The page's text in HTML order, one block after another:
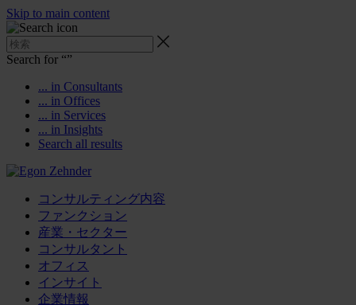
Skip to main content
Search for “”
... in Consultants
... in Offices
... in Services
... in Insights
Search all results
コンサルティング内容
ファンクション
産業・セクター
コンサルタント
オフィス
インサイト
企業情報